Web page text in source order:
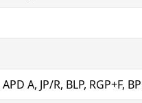
A, JP/R, BLP,